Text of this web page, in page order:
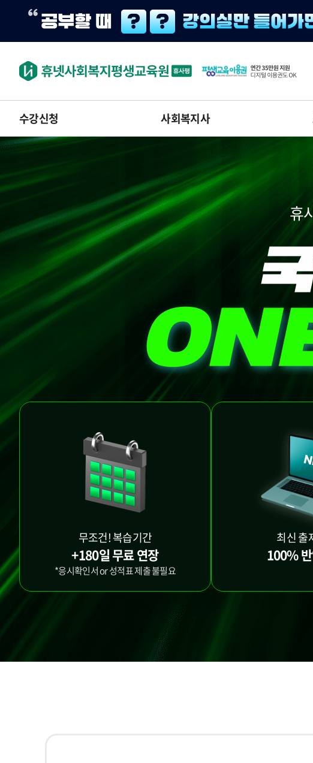
수강신청 사회복지사
휴
무조건! 복습기간
+180일 무료 연장
*응시확인서 or 성적표 제출 불필요
최신 출
100%